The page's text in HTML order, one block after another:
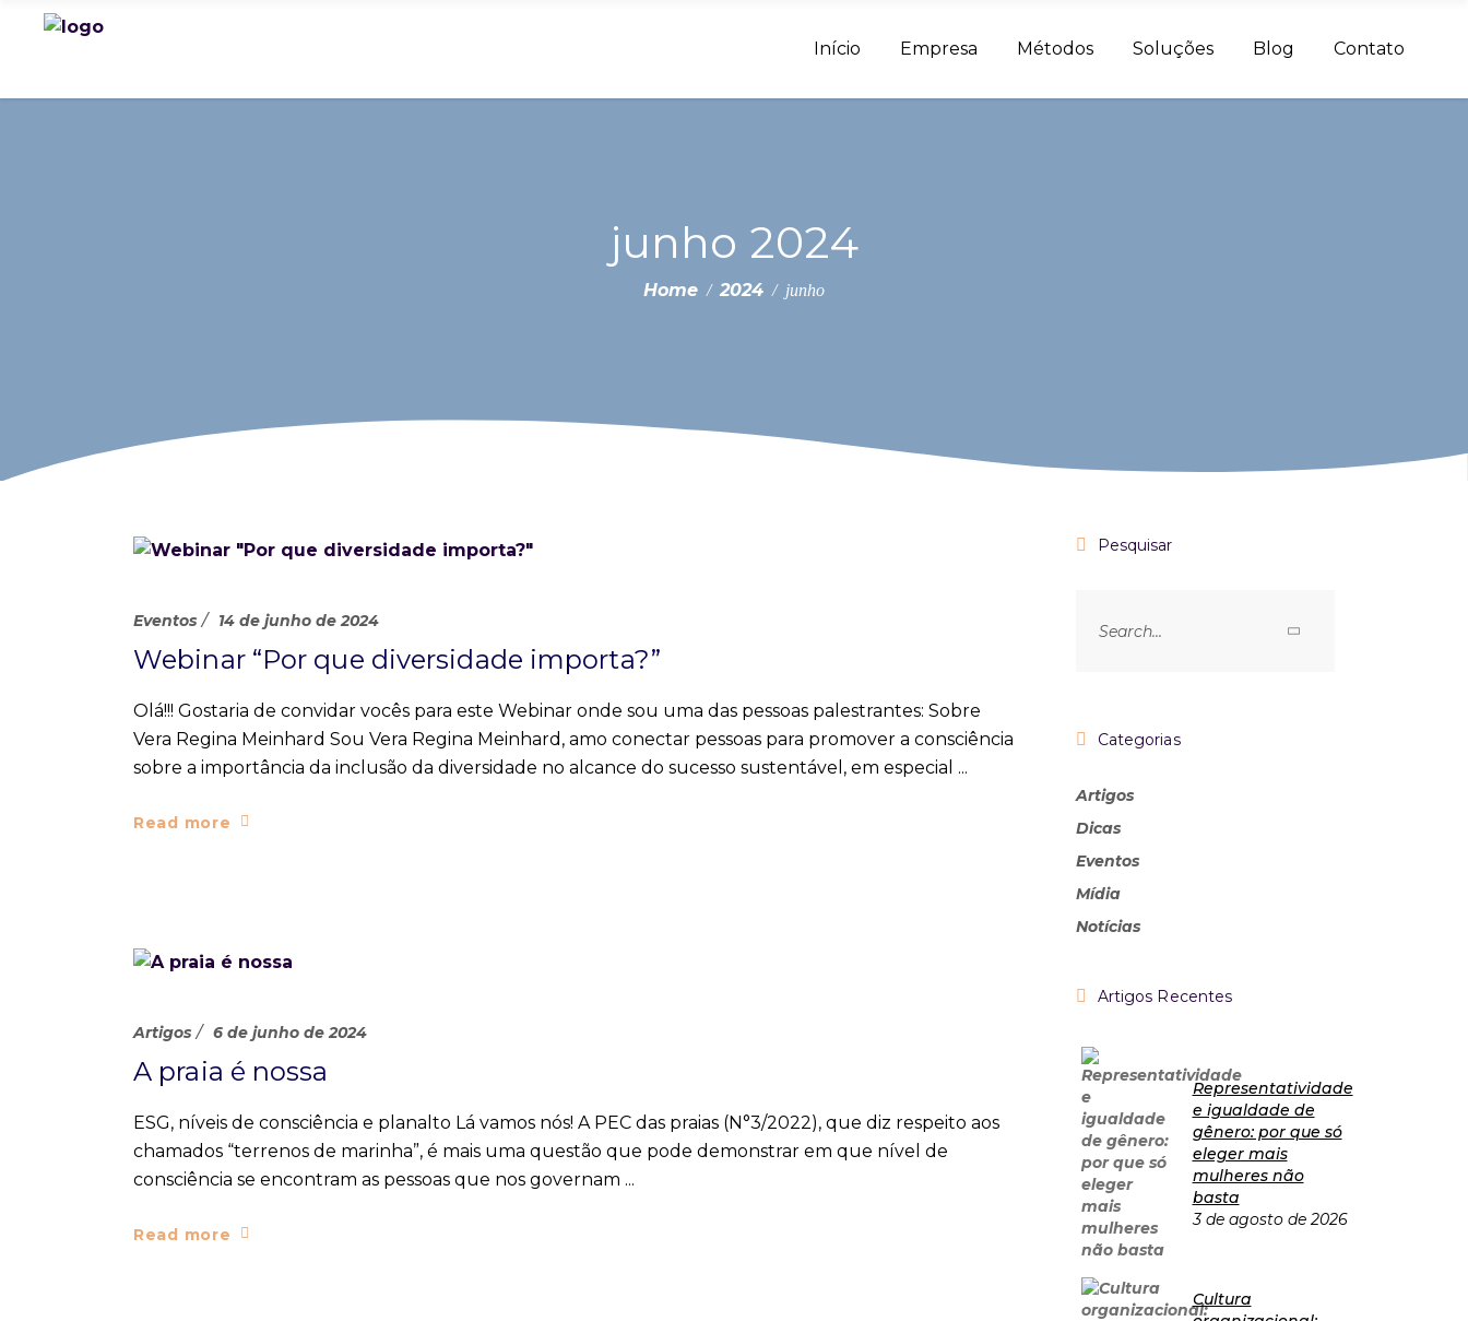
Início Empresa Métodos Soluções Blog Contato
junho 2024
Home / 2024 / junho
Eventos 14 de junho de 2024
Webinar “Por que diversidade importa?”
Olá!!! Gostaria de convidar vocês para este Webinar onde sou uma das pessoas palestrantes: Sobre
Vera Regina Meinhard Sou Vera Regina Meinhard, amo conectar pessoas para promover a consciência
sobre a importância da inclusão da diversidade no alcance do sucesso sustentável, em especial
Read more
Artigos 6 de junho de 2024
A praia é nossa
ESG, níveis de consciência e planalto Lá vamos nós! A PEC das praias (N°3/2022), que diz respeito aos
chamados “terrenos de marinha”, é mais uma questão que pode demonstrar em que nível de
consciência se encontram as pessoas que nos governam
Read more
Pesquisar
Categorias
Artigos
Dicas
Eventos
Mídia
Notícias
Artigos Recentes
Representatividade
e igualdade de
gênero: por que só
eleger mais
mulheres não
basta
3 de agosto de 2026
Cultura